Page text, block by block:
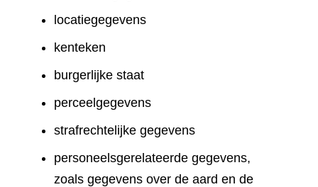
locatiegegevens
kenteken
burgerlijke staat
perceelgegevens
strafrechtelijke gegevens
personeelsgerelateerde gegevens,
zoals gegevens over de aard en de